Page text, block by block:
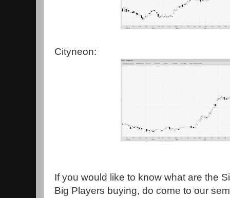
Cityneon:
If you would like to know what are the
Big Players buying, do come to our